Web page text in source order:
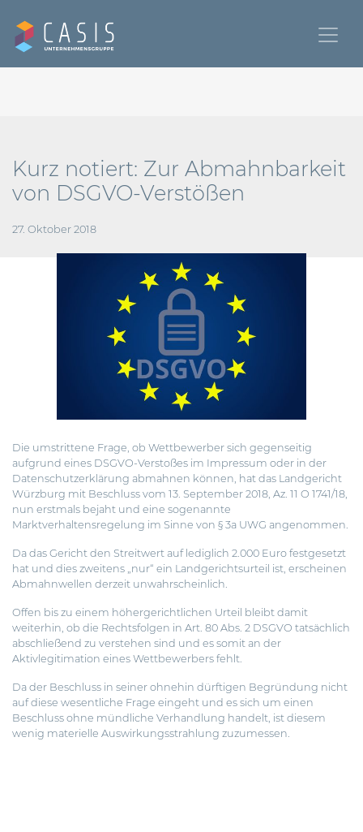
Kurz notiert: Zur Abmahnbarkeit
von DSGVO-Verstößen
27. Oktober 2018
Die umstrittene Frage, ob Wettbewerber sich gegenseitig
aufgrund eines DSGVO-Verstoßes im Impressum oder in der
Datenschutzerklärung abmahnen können, hat das Landgericht
Würzburg mit Beschluss vom 13. September 2018, Az. 11 O 1741/18,
nun erstmals bejaht und eine sogenannte
Marktverhaltensregelung im Sinne von § 3a UWG angenommen.
Da das Gericht den Streitwert auf lediglich 2.000 Euro festgesetzt
hat und dies zweitens „nur“ ein Landgerichtsurteil ist, erscheinen
Abmahnwellen derzeit unwahrscheinlich.
Offen bis zu einem höhergerichtlichen Urteil bleibt damit
weiterhin, ob die Rechtsfolgen in Art. 80 Abs. 2 DSGVO tatsächlich
abschließend zu verstehen sind und es somit an der
Aktivlegitimation eines Wettbewerbers fehlt.
Da der Beschluss in seiner ohnehin dürftigen Begründung nicht
auf diese wesentliche Frage eingeht und es sich um einen
Beschluss ohne mündliche Verhandlung handelt, ist diesem
wenig materielle Auswirkungsstrahlung zuzumessen.